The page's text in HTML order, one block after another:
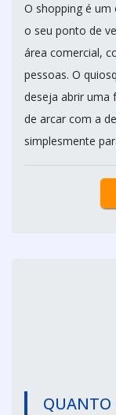
O shopping é
o seu ponto de
área comercial,
pessoas. O
deseja abrir uma
de arcar com a
simplesmente
QUANTO